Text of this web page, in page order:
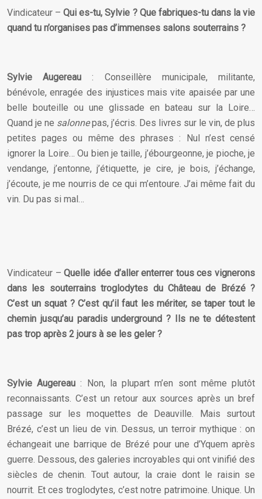
Vindicateur –Qui es-tu, Sylvie ? Que fabriques-tu dans la vie
quand tu n’organises pas d’immenses salons souterrains ?
Sylvie Augereau: Conseillère municipale, militante,
bénévole, enragée des injustices mais vite apaisée par une
belle bouteille ou une glissade en bateau sur la Loire…
Quand je ne salonnepas, j’écris. Des livres sur le vin, de plus
petites pages ou même des phrases : Nul n’est censé
ignorer la Loire… Ou bien je taille, j’ébourgeonne, je pioche, je
vendange, j’entonne, j’étiquette, je cire, je bois, j’échange,
j’écoute, je me nourris de ce qui m’entoure. J’ai même fait du
vin. Du pas si mal…
Vindicateur –Quelle idée d’aller enterrer tous ces vignerons
dans les souterrains troglodytes du Château de Brézé ?
C’est un squat ? C’est qu’il faut les mériter, se taper tout le
chemin jusqu’au paradis underground ? Ils ne te détestent
pas trop après 2 jours à se les geler ?
Sylvie Augereau : Non, la plupart m’en sont même plutôt
reconnaissants. C’est un retour aux sources après un bref
passage sur les moquettes de Deauville. Mais surtout
Brézé, c’est un lieu de vin. Dessus, un terroir mythique : on
échangeait une barrique de Brézé pour une d’Yquem après
guerre. Dessous, des galeries incroyables qui ont vinifié des
siècles de chenin. Tout autour, la craie dont le raisin se
nourrit. Et ces troglodytes, c’est notre patrimoine. Unique. Un